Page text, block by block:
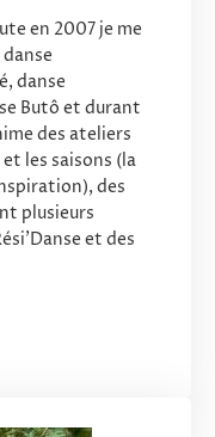
en 2007 je me
danse
Butô et durant
des ateliers
les saisons (la
des
plusieurs
et des